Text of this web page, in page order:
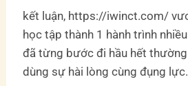
kết luận, https://iwinct.com/
học tập thành 1 hành trình
đã từng bước đi hầu hết
dùng sự hài lòng cùng đụng lực.